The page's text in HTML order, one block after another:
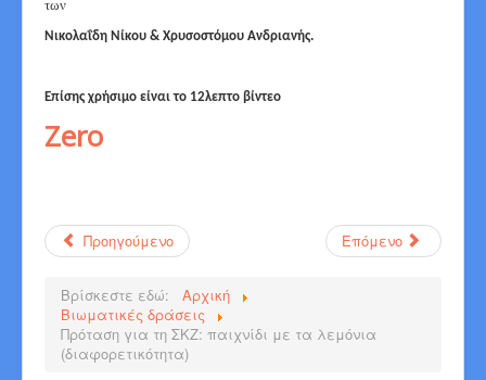
των
Νικολαΐδη Νίκου & Χρυσοστόμου Ανδριανής.
Επίσης χρήσιμο είναι το 12λεπτο βίντεο
Zero
Προηγούμενο Επόμενο
Βρίσκεστε εδώ:
Αρχική
Βιωματικές δράσεις
Πρόταση για τη ΣΚΖ: παιχνίδι με τα λεμόνια
(διαφορετικότητα)